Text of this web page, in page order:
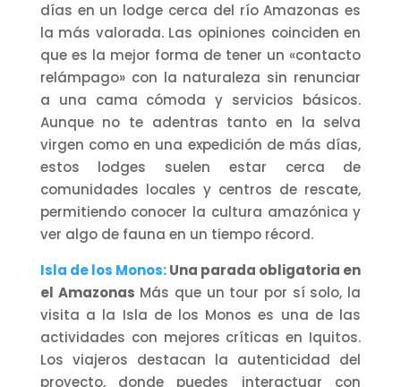
días en un lodge cerca del río Amazonas es
la más valorada. Las opiniones coinciden en
que es la mejor forma de tener un «contacto
relámpago» con la naturaleza sin renunciar
a una cama cómoda y servicios básicos.
Aunque no te adentras tanto en la selva
virgen como en una expedición de más días,
estos lodges suelen estar cerca de
comunidades locales y centros de rescate,
permitiendo conocer la cultura amazónica y
ver algo de fauna en un tiempo récord.
Isla de los Monos:Una parada obligatoria en
el Amazonas Más que un tour por sí solo, la
visita a la Isla de los Monos es una de las
actividades con mejores críticas en Iquitos.
Los viajeros destacan la autenticidad del
proyecto, donde puedes interactuar con